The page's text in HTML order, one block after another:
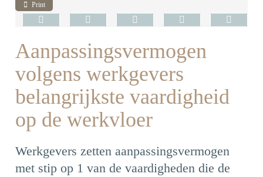
Print
Aanpassingsvermogen
volgens werkgevers
belangrijkste vaardigheid
op de werkvloer
Werkgevers zetten aanpassingsvermogen
met stip op 1 van de vaardigheden die de